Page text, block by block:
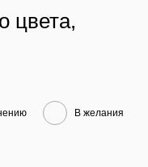
цвета,
В желания